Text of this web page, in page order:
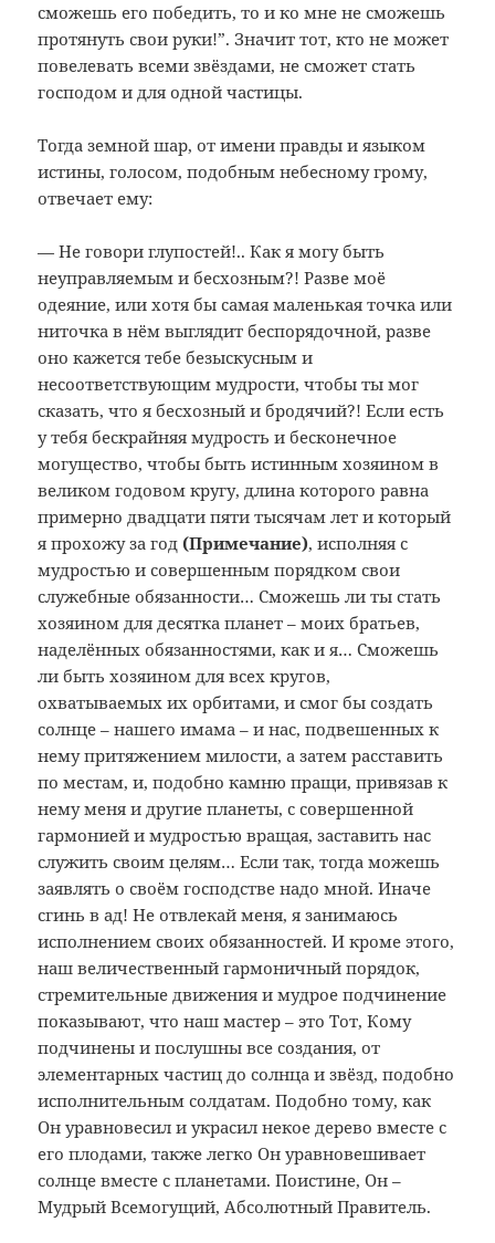
сможешь егопобедить, то и ко мне не сможешь
протянутьсвои руки!”. Значит тот, кто не может
повелевать всеми звёздами, не сможетстать
господом и для одной частицы.
Тогда земной шар, от имени правды и языком
истины, голосом, подобным небесному грому,
отвечает ему:
— Не говори глупостей!.. Как я могу быть
неуправляемым и бесхозным?! Разве моё
одеяние, или хотя бы самая маленькая точка или
ниточка в нём выглядит беспорядочной, разве
оно кажется тебе безыскусным и
несоответствующим мудрости, чтобы ты мог
сказать, что я бесхозный и бродячий?! Если есть
у тебя бескрайняя мудрость и бесконечное
могущество, чтобы быть истинным хозяином в
великом годовом кругу, длина которого равна
примерно двадцати пяти тысячам лет и который
я прохожу за год (Примечание), исполняя с
мудростью и совершенным порядком свои
служебные обязанности… Сможешь ли ты стать
хозяином для десятка планет – моих братьев,
наделённых обязанностями, как и я… Сможешь
ли быть хозяином для всех кругов,
охватываемых их орбитами, и смог бы создать
солнце – нашего имама – и нас, подвешенных к
нему притяжением милости, а затем расставить
по местам, и, подобно камню пращи, привязав к
нему меня и другие планеты, с совершенной
гармонией и мудростью вращая, заставить нас
служить своим целям… Если так, тогда можешь
заявлять о своём господстве надо мной. Иначе
сгинь в ад! Не отвлекай меня, я занимаюсь
исполнением своих обязанностей. И кроме этого,
наш величественный гармоничный порядок,
стремительные движения и мудрое подчинение
показывают, что наш мастер – это Тот, Кому
подчинены и послушны все создания, от
элементарных частиц до солнца и звёзд, подобно
исполнительным солдатам. Подобно тому, как
Он уравновесил и украсил некое дерево вместе с
его плодами, также легко Он уравновешивает
солнце вместе с планетами. Поистине, Он –
Мудрый Всемогущий, Абсолютный Правитель.